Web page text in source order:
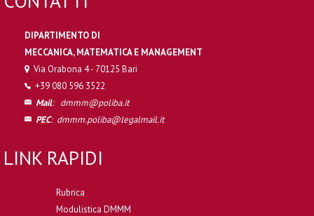
DIPARTIMENTO DI
MECCANICA, MATEMATICA E MANAGEMENT
Via Orabona 4 - 70125 Bari
+39 080 596 3522
Mail: dmmm@poliba.it
PEC: dmmm.poliba@legalmail.it
LINK RAPIDI
Rubrica
Modulistica DMMM